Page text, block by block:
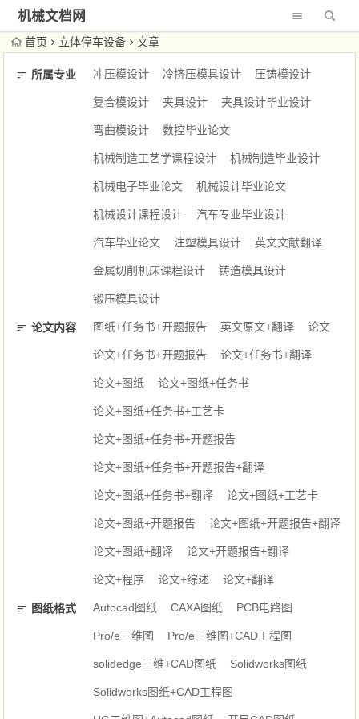
机械文档网
首页 立体停车设备 文章
所属专业 冲压模设计 冷挤压模具设计 压铸模设计
复合模设计 夹具设计 夹具设计毕业设计
弯曲模设计 数控毕业论文
机械制造工艺学课程设计 机械制造毕业设计
机械电子毕业论文 机械设计毕业论文
机械设计课程设计 汽车专业毕业设计
汽车毕业论文 注塑模具设计 英文文献翻译
金属切削机床课程设计 铸造模具设计
锻压模具设计
论文内容 图纸+任务书+开题报告 英文原文+翻译 论文
论文+任务书+开题报告 论文+任务书+翻译
论文+图纸 论文+图纸+任务书
论文+图纸+任务书+工艺卡
论文+图纸+任务书+开题报告
论文+图纸+任务书+开题报告+翻译
论文+图纸+任务书+翻译 论文+图纸+工艺卡
论文+图纸+开题报告 论文+图纸+开题报告+翻译
论文+图纸+翻译 论文+开题报告+翻译
论文+程序 论文+综述 论文+翻译
图纸格式 Autocad图纸 CAXA图纸 PCB电路图
Pro/e三维图 Pro/e三维图+CAD工程图
solidedge三维+CAD图纸 Solidworks图纸
Solidworks图纸+CAD工程图